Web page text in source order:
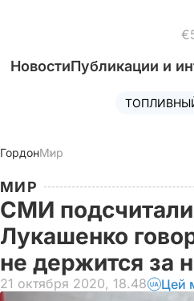
НовостиПубликации и
ГордонМир
МИР
СМИ
Лукашенко
не держится за
21 октября 2020, 18.48 Цей